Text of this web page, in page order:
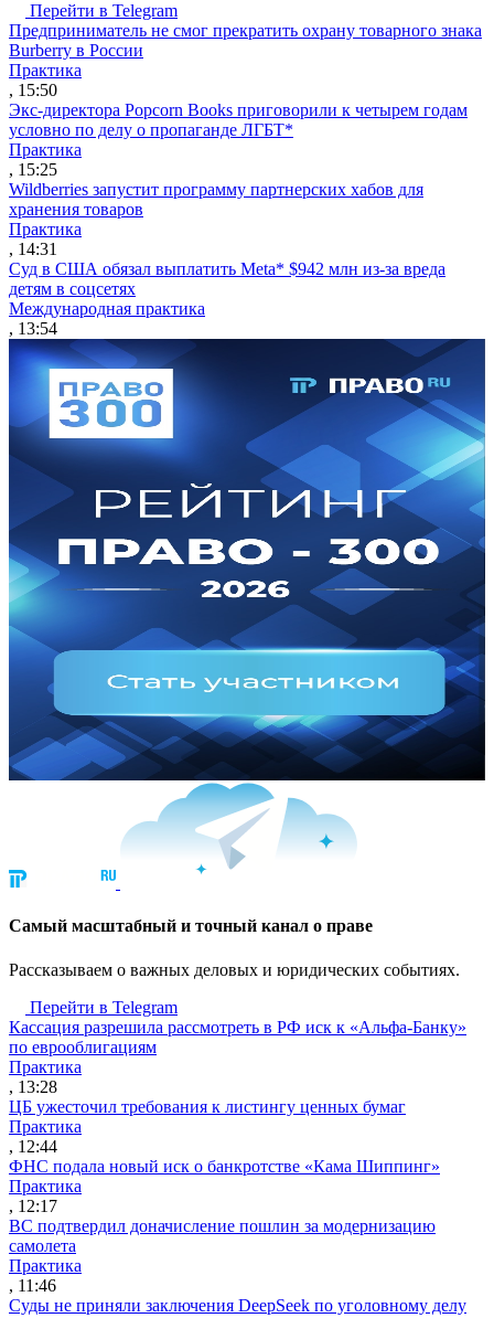
Перейти в Telegram
Предприниматель не смог прекратить охрану товарного знака
Burberry в России
Практика
, 15:50
Экс-директора Popcorn Books приговорили к четырем годам
условно по делу о пропаганде ЛГБТ*
Практика
, 15:25
Wildberries запустит программу партнерских хабов для
хранения товаров
Практика
, 14:31
Суд в США обязал выплатить Meta* $942 млн из-за вреда
детям в соцсетях
Международная практика
, 13:54
Cамый масштабный и точный канал о праве
Рассказываем о важных деловых и юридических событиях.
Перейти в Telegram
Кассация разрешила рассмотреть в РФ иск к «Альфа-Банку»
по еврооблигациям
Практика
, 13:28
ЦБ ужесточил требования к листингу ценных бумаг
Практика
, 12:44
ФНС подала новый иск о банкротстве «Кама Шиппинг»
Практика
, 12:17
ВС подтвердил доначисление пошлин за модернизацию
самолета
Практика
, 11:46
Суды не приняли заключения DeepSeek по уголовному делу